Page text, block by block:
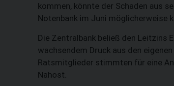
kommen, könnte der Schaden aus
Notenbank im Juni möglicherweise
Die Zentralbank beließ den Leitzins
wachsendem Druck aus den
Ratsmitglieder stimmten für eine
Nahost.